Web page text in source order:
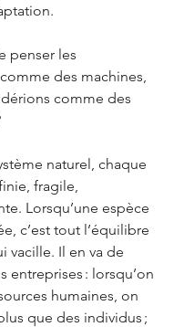
penser les
des machines,
comme des
naturel, chaque
fragile,
Lorsqu’une espèce
c’est tout l’équilibre
vacille. Il en va de
entreprises : lorsqu’on
humaines, on
que des individus ;